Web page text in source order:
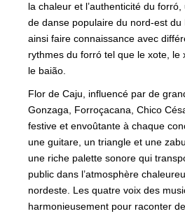
la chaleur et l’authenticité du
de danse populaire du nord-est du
ainsi faire connaissance avec
rythmes du forró tel que le xote, le
le baião.
Flor de Caju, influencé par de
Gonzaga, Forroçacana, Chico
festive et envoûtante à chaque
une guitare, un triangle et une
une riche palette sonore qui
public dans l’atmosphère
nordeste. Les quatre voix des
harmonieusement pour raconter